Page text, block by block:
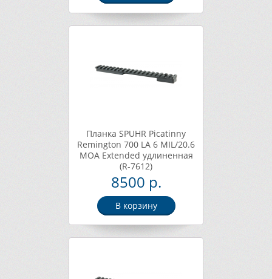
Планка SPUHR Picatinny
Remington 700 LA 6 MIL/20.6
MOA Extended удлиненная
(R-7612)
8500 р.
В корзину